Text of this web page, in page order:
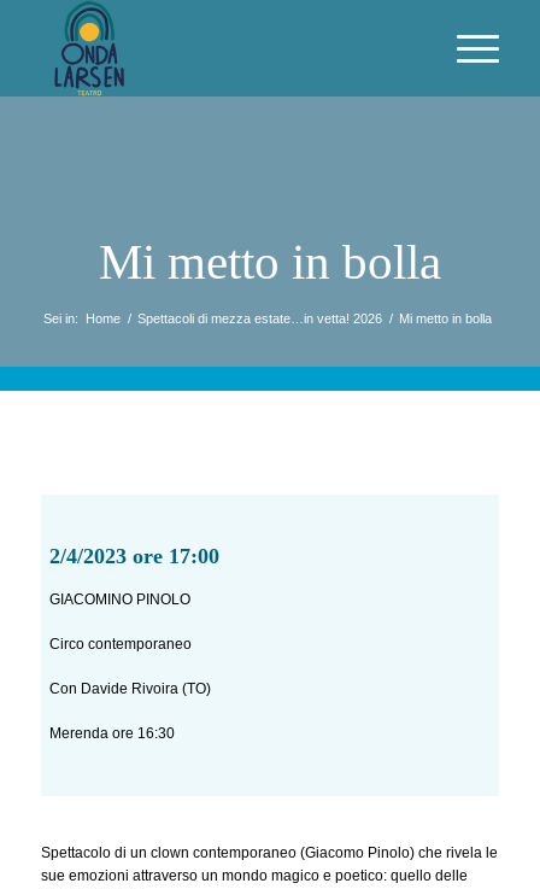
Mi metto in bolla
Sei in: Home / Spettacoli di mezza estate…in vetta! 2026 / Mi metto in bolla
2/4/2023 ore 17:00
GIACOMINO PINOLO
Circo contemporaneo
Con Davide Rivoira (TO)
Merenda ore 16:30
Spettacolo di un clown contemporaneo (Giacomo Pinolo) che rivela le
sue emozioni attraverso un mondo magico e poetico: quello delle